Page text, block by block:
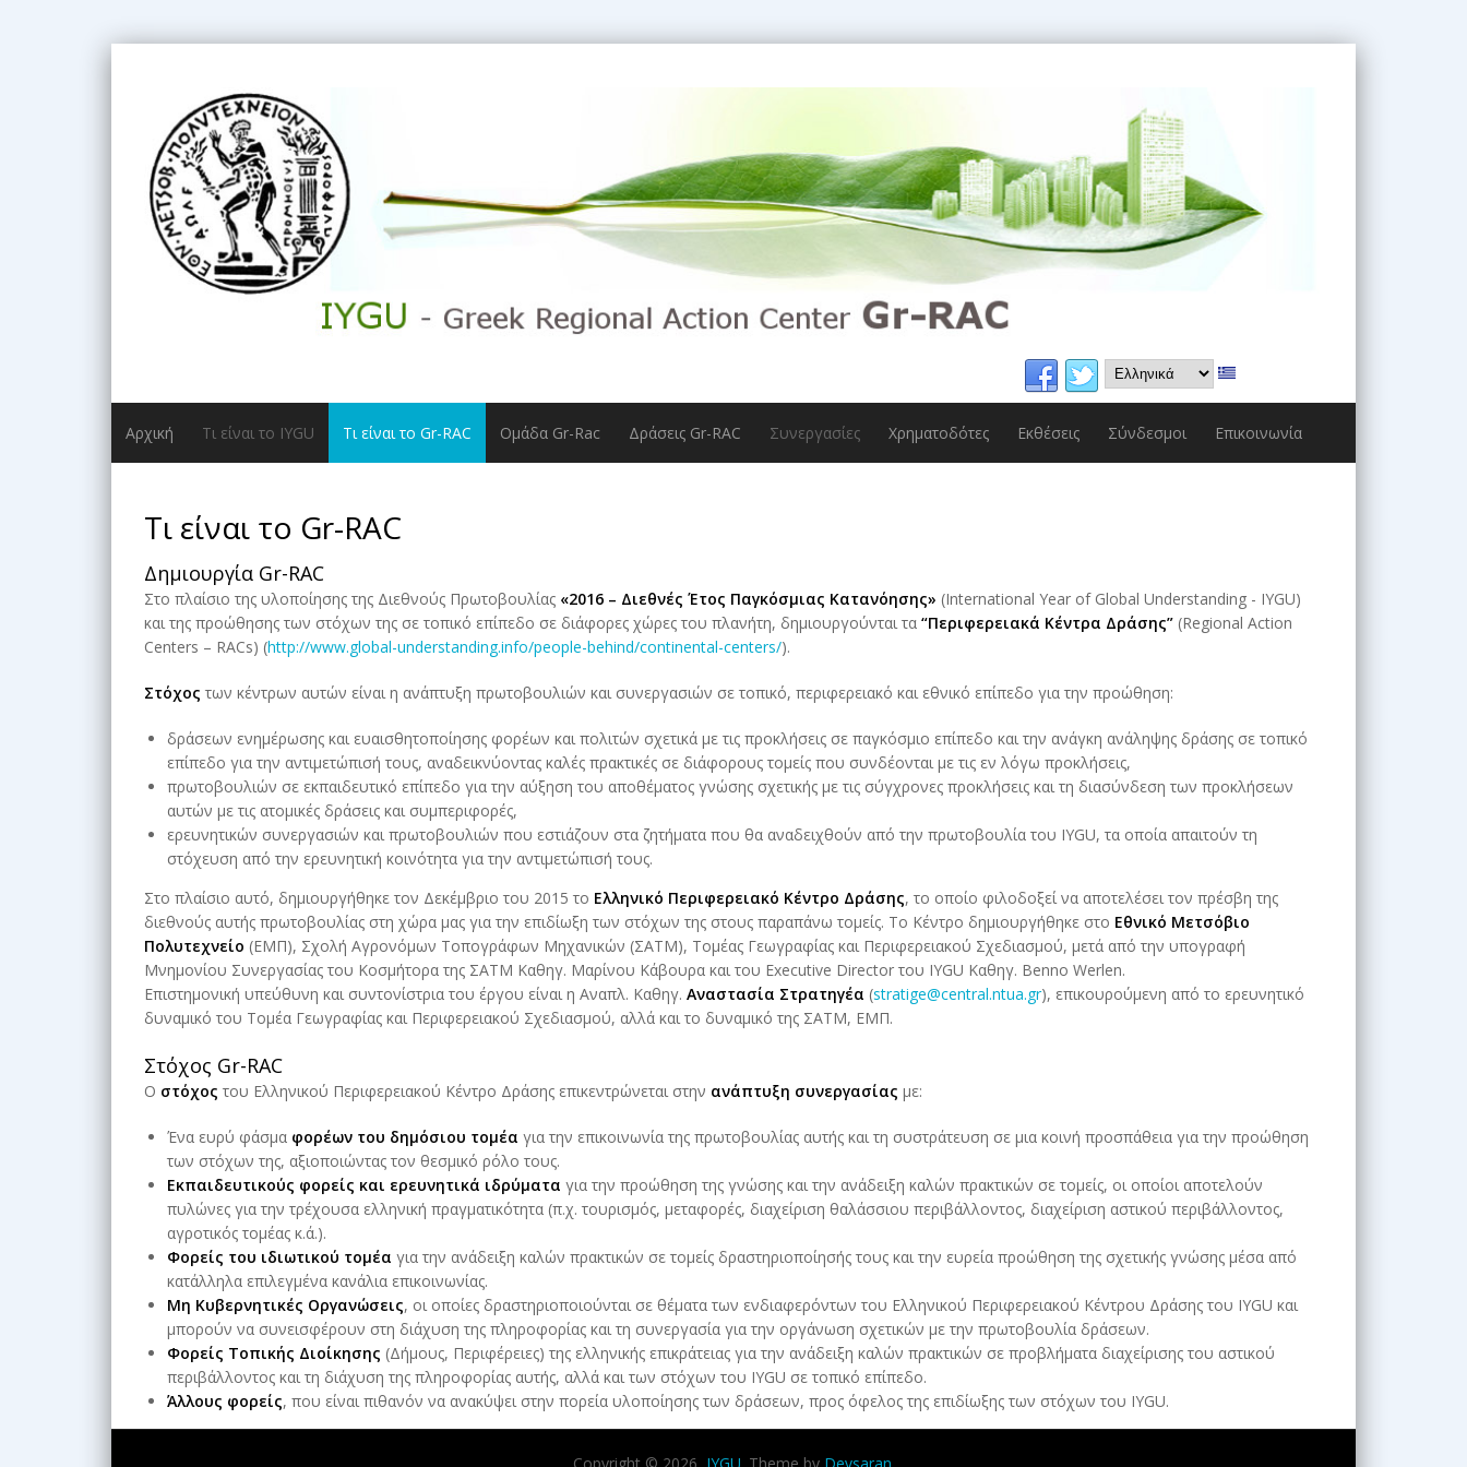
Αρχική Τι είναι το IYGU Tι είναι το Gr-RAC Ομάδα Gr-Rac Δράσεις Gr-RAC Συνεργασίες Χρηματοδότες Εκθέσεις Σύνδεσμοι Επικοινωνία
Tι είναι το Gr-RAC
Δημιουργία Gr-RAC
Στο πλαίσιο της υλοποίησης της Διεθνούς Πρωτοβουλίας «2016 – Διεθνές Έτος Παγκόσμιας Κατανόησης» (International Year of Global Understanding - IYGU)
και της προώθησης των στόχων της σε τοπικό επίπεδο σε διάφορες χώρες του πλανήτη, δημιουργούνται τα “Περιφερειακά Κέντρα Δράσης” (Regional Action
Centers – RACs) (http://www.global-understanding.info/people-behind/continental-centers/).
Στόχος των κέντρων αυτών είναι η ανάπτυξη πρωτοβουλιών και συνεργασιών σε τοπικό, περιφερειακό και εθνικό επίπεδο για την προώθηση:
δράσεων ενημέρωσης και ευαισθητοποίησης φορέων και πολιτών σχετικά με τις προκλήσεις σε παγκόσμιο επίπεδο και την ανάγκη ανάληψης δράσης σε τοπικό
επίπεδο για την αντιμετώπισή τους, αναδεικνύοντας καλές πρακτικές σε διάφορους τομείς που συνδέονται με τις εν λόγω προκλήσεις,
πρωτοβουλιών σε εκπαιδευτικό επίπεδο για την αύξηση του αποθέματος γνώσης σχετικής με τις σύγχρονες προκλήσεις και τη διασύνδεση των προκλήσεων
αυτών με τις ατομικές δράσεις και συμπεριφορές,
ερευνητικών συνεργασιών και πρωτοβουλιών που εστιάζουν στα ζητήματα που θα αναδειχθούν από την πρωτοβουλία του IYGU, τα οποία απαιτούν τη
στόχευση από την ερευνητική κοινότητα για την αντιμετώπισή τους.
Στο πλαίσιο αυτό, δημιουργήθηκε τον Δεκέμβριο του 2015 το Ελληνικό Περιφερειακό Κέντρο Δράσης, το οποίο φιλοδοξεί να αποτελέσει τον πρέσβη της
διεθνούς αυτής πρωτοβουλίας στη χώρα μας για την επιδίωξη των στόχων της στους παραπάνω τομείς. Το Κέντρο δημιουργήθηκε στο Εθνικό Μετσόβιο
Πολυτεχνείο (ΕΜΠ), Σχολή Αγρονόμων Τοπογράφων Μηχανικών (ΣΑΤΜ), Τομέας Γεωγραφίας και Περιφερειακού Σχεδιασμού, μετά από την υπογραφή
Mνημονίου Συνεργασίας του Κοσμήτορα της ΣΑΤΜ Καθηγ. Μαρίνου Κάβουρα και του Executive Director του IYGU Καθηγ. Benno Werlen.
Επιστημονική υπεύθυνη και συντονίστρια του έργου είναι η Αναπλ. Καθηγ. Αναστασία Στρατηγέα (stratige@central.ntua.gr), επικουρούμενη από το ερευνητικό
δυναμικό του Τομέα Γεωγραφίας και Περιφερειακού Σχεδιασμού, αλλά και το δυναμικό της ΣΑΤΜ, ΕΜΠ.
Στόχος Gr-RAC
Ο στόχος του Ελληνικού Περιφερειακού Κέντρο Δράσης επικεντρώνεται στην ανάπτυξη συνεργασίας με:
Ένα ευρύ φάσμα φορέων του δημόσιου τομέα για την επικοινωνία της πρωτοβουλίας αυτής και τη συστράτευση σε μια κοινή προσπάθεια για την προώθηση
των στόχων της, αξιοποιώντας τον θεσμικό ρόλο τους.
Εκπαιδευτικούς φορείς και ερευνητικά ιδρύματα για την προώθηση της γνώσης και την ανάδειξη καλών πρακτικών σε τομείς, οι οποίοι αποτελούν
πυλώνες για την τρέχουσα ελληνική πραγματικότητα (π.χ. τουρισμός, μεταφορές, διαχείριση θαλάσσιου περιβάλλοντος, διαχείριση αστικού περιβάλλοντος,
αγροτικός τομέας κ.ά.).
Φορείς του ιδιωτικού τομέα για την ανάδειξη καλών πρακτικών σε τομείς δραστηριοποίησής τους και την ευρεία προώθηση της σχετικής γνώσης μέσα από
κατάλληλα επιλεγμένα κανάλια επικοινωνίας.
Μη Κυβερνητικές Οργανώσεις, οι οποίες δραστηριοποιούνται σε θέματα των ενδιαφερόντων του Ελληνικού Περιφερειακού Κέντρου Δράσης του IYGU και
μπορούν να συνεισφέρουν στη διάχυση της πληροφορίας και τη συνεργασία για την οργάνωση σχετικών με την πρωτοβουλία δράσεων.
Φορείς Τοπικής Διοίκησης (Δήμους, Περιφέρειες) της ελληνικής επικράτειας για την ανάδειξη καλών πρακτικών σε προβλήματα διαχείρισης του αστικού
περιβάλλοντος και τη διάχυση της πληροφορίας αυτής, αλλά και των στόχων του IYGU σε τοπικό επίπεδο.
Άλλους φορείς, που είναι πιθανόν να ανακύψει στην πορεία υλοποίησης των δράσεων, προς όφελος της επιδίωξης των στόχων του IYGU.